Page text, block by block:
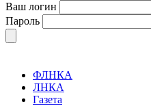
Ваш логин
Пароль
ФЛНКА
ЛНКА
Газета